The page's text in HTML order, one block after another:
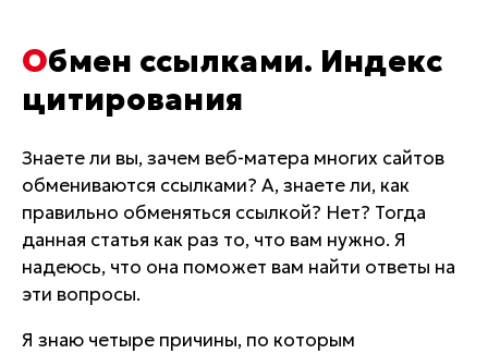
Отдельный вход \ Левый торец здания
Все контакты
Обмен ссылками. Индекс
цитирования
Знаете ли вы, зачем веб-матера многих сайтов
обмениваются ссылками? А, знаете ли, как
правильно обменяться ссылкой? Нет? Тогда
данная статья как раз то, что вам нужно. Я
надеюсь, что она поможет вам найти ответы на
эти вопросы.
Я знаю четыре причины, по которым